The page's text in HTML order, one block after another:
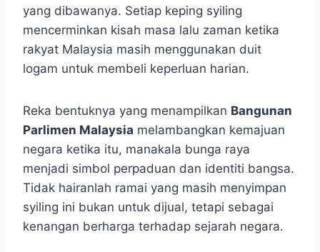
yang dibawanya. Setiap keping syiling
mencerminkan kisah masa lalu zaman ketika
rakyat Malaysia masih menggunakan duit
logam untuk membeli keperluan harian.
Reka bentuknya yang menampilkan Bangunan
Parlimen Malaysia melambangkan kemajuan
negara ketika itu, manakala bunga raya
menjadi simbol perpaduan dan identiti bangsa.
Tidak hairanlah ramai yang masih menyimpan
syiling ini bukan untuk dijual, tetapi sebagai
kenangan berharga terhadap sejarah negara.